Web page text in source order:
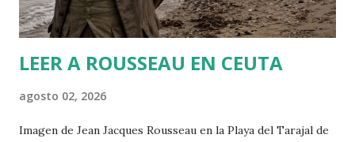
t
a
LEER A ROUSSEAU EN CEUTA
agosto 02, 2026
Imagen de Jean Jacques Rousseau en la Playa del Tarajal de